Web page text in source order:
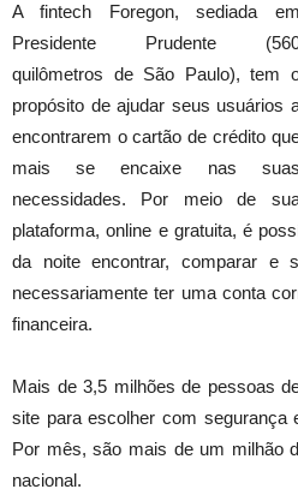
A fintech Foregon, sediada em
Presidente Prudente
quilômetros de São Paulo), tem
propósito de ajudar seus usuários
encontrarem o cartão de crédito
mais se encaixe nas suas
necessidades. Por meio de
plataforma, online e gratuita, é
da noite encontrar, comparar e
necessariamente ter uma conta
financeira.
Mais de 3,5 milhões de pessoas
site para escolher com segurança
Por mês, são mais de um milhão
nacional.